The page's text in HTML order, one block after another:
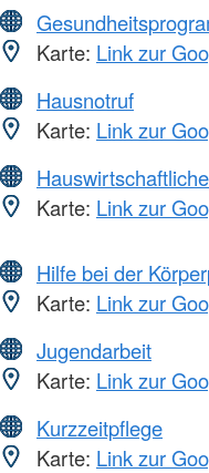
Karte: Link zur
Hausnotruf
Karte: Link zur
Karte: Link zur
Hilfe bei der
Karte: Link zur
Jugendarbeit
Karte: Link zur
Kurzzeitpflege
Karte: Link zur